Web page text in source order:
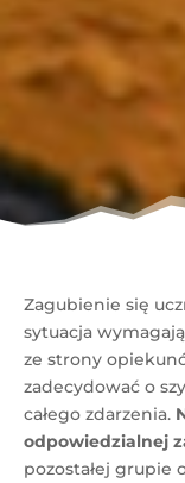
Zagubienie się
sytuacja
ze strony
zadecydować o
całego zdarzenia.
odpowiedzialnej
pozostałej grupie